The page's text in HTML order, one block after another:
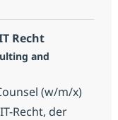
Recht
and
(w/m/x)
Recht, der